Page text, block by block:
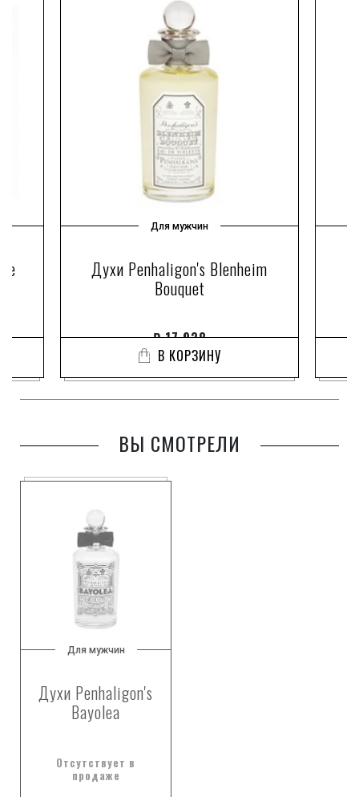
Для мужчин
Духи Penhaligon's Blenheim
Bouquet
₽17 938
В КОРЗИНУ
ВЫ СМОТРЕЛИ
Для мужчин
Духи Penhaligon's
Bayolea
Отсутствует в
продаже